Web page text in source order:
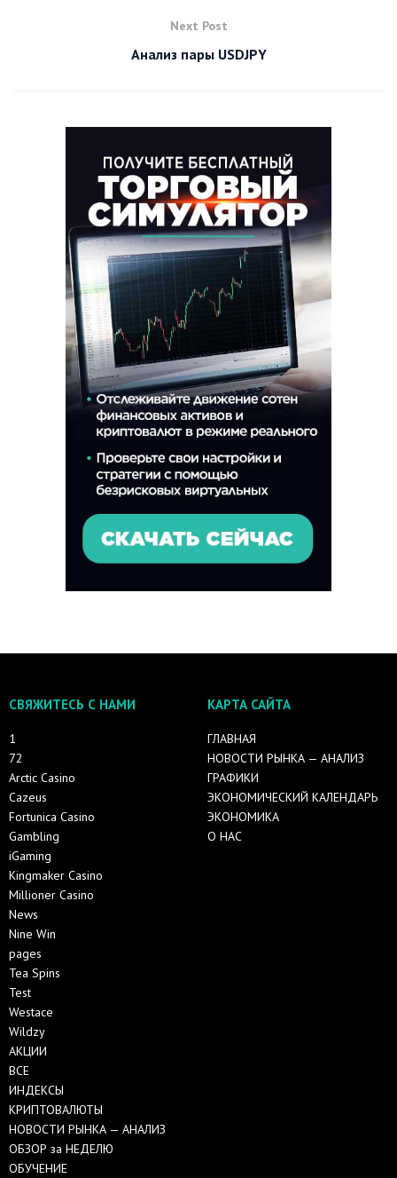
Next Post
Анализ пары USDJPY
СВЯЖИТЕСЬ С НАМИ
1
72
Arctic Casino
Cazeus
Fortunica Casino
Gambling
iGaming
Kingmaker Casino
Millioner Casino
News
Nine Win
pages
Tea Spins
Test
Westace
Wildzy
АКЦИИ
ВСЕ
ИНДЕКСЫ
КРИПТОВАЛЮТЫ
НОВОСТИ РЫНКА — АНАЛИЗ
ОБЗОР за НЕДЕЛЮ
ОБУЧЕНИЕ
КАРТА САЙТА
ГЛАВНАЯ
НОВОСТИ РЫНКА — АНАЛИЗ
ГРАФИКИ
ЭКОНОМИЧЕСКИЙ КАЛЕНДАРЬ
ЭКОНОМИКА
О НАС